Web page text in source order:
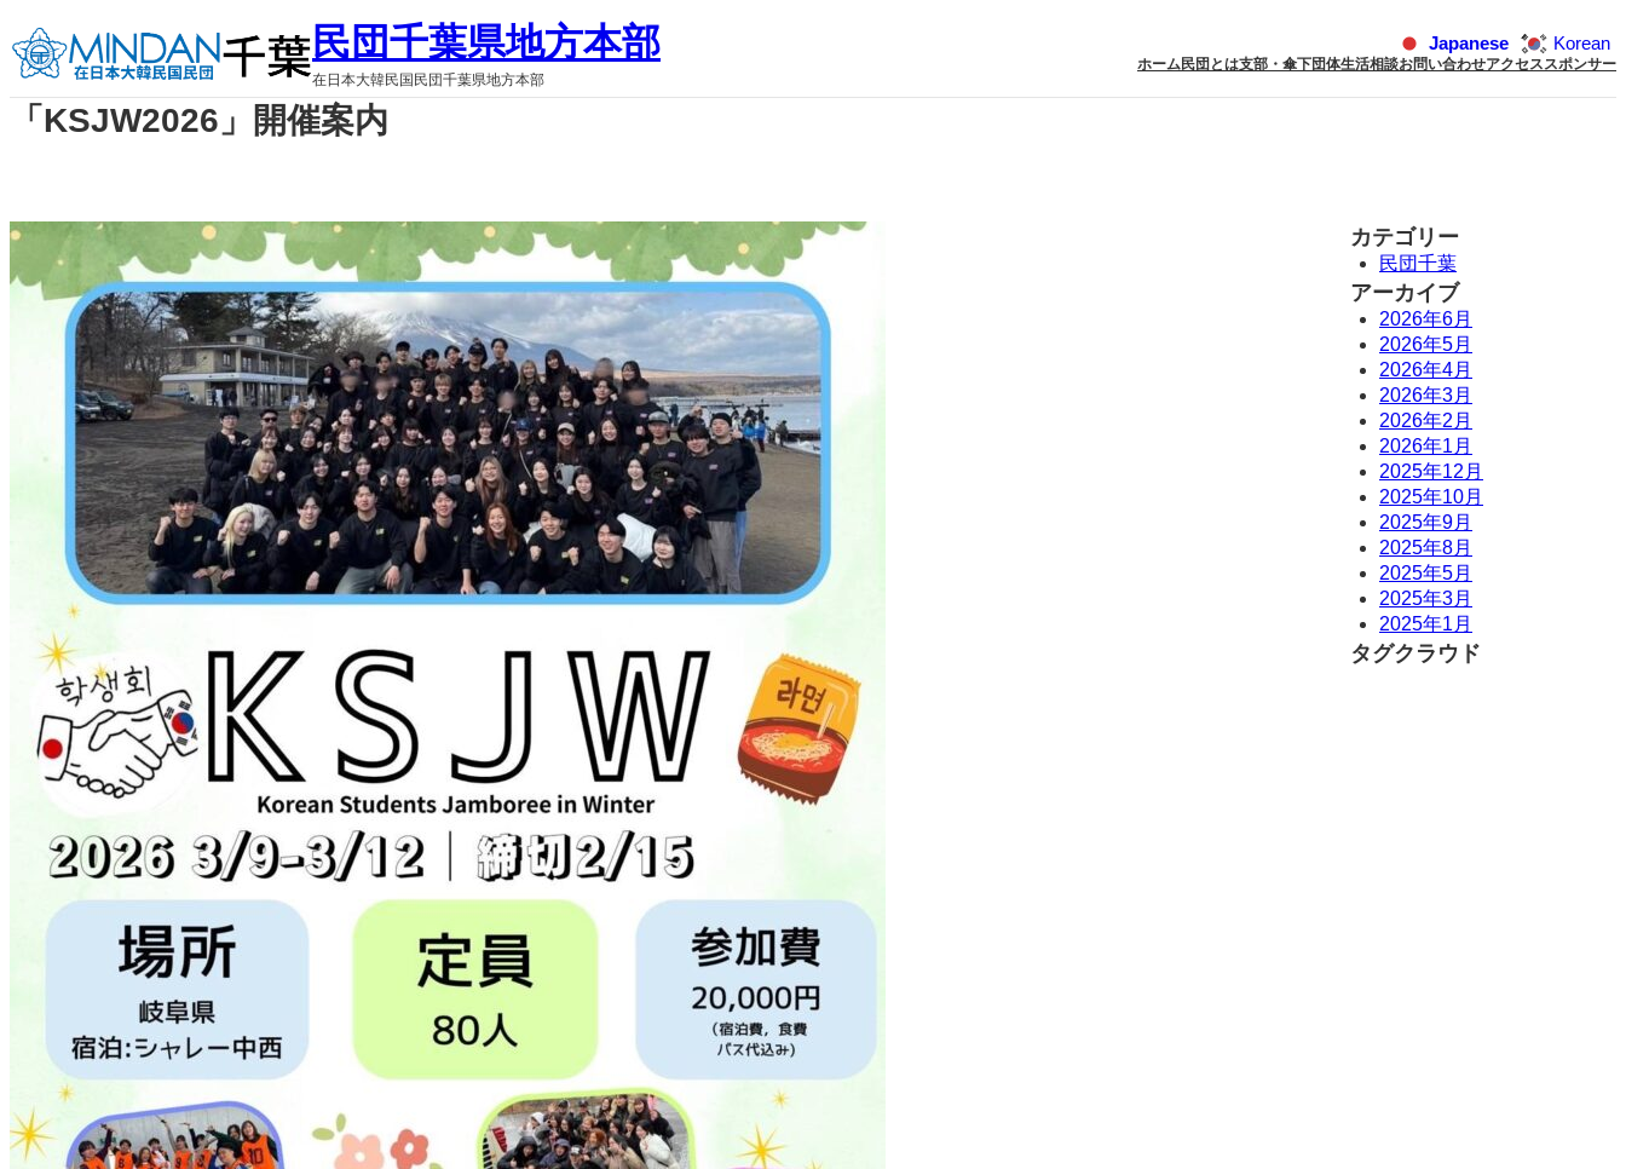
容
を
ス
民団千葉県地方本部
在日本大韓民国民団千葉県地方本部
Japanese Korean
ホーム民団とは支部・傘下団体生活相談お問い合わせアクセススポンサー
「KSJW2026」開催案内
カテゴリー
民団千葉
アーカイブ
2026年6月
2026年5月
2026年4月
2026年3月
2026年2月
2026年1月
2025年12月
2025年10月
2025年9月
2025年8月
2025年5月
2025年3月
2025年1月
タグクラウド